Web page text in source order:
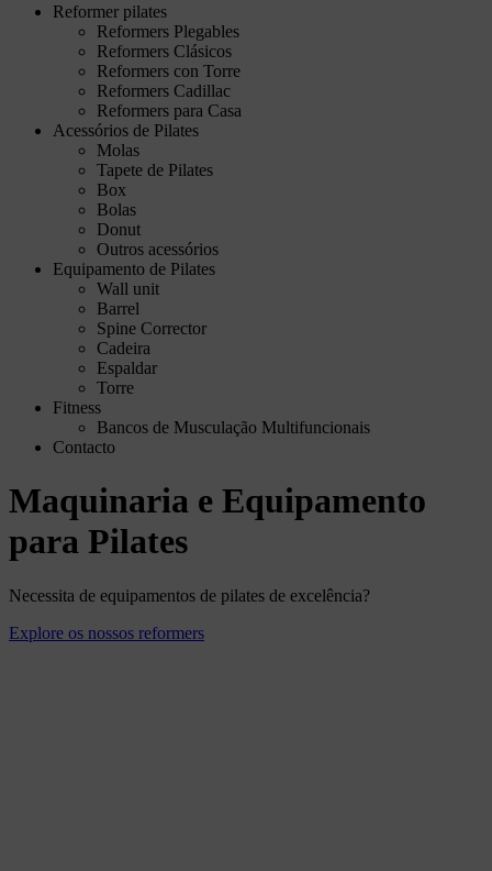
Reformer pilates
Reformers Plegables
Reformers Clásicos
Reformers con Torre
Reformers Cadillac
Reformers para Casa
Acessórios de Pilates
Molas
Tapete de Pilates
Box
Bolas
Donut
Outros acessórios
Equipamento de Pilates
Wall unit
Barrel
Spine Corrector
Cadeira
Espaldar
Torre
Fitness
Bancos de Musculação Multifuncionais
Contacto
Maquinaria e Equipamento
para Pilates
Necessita de equipamentos de pilates de excelência?
Explore os nossos reformers